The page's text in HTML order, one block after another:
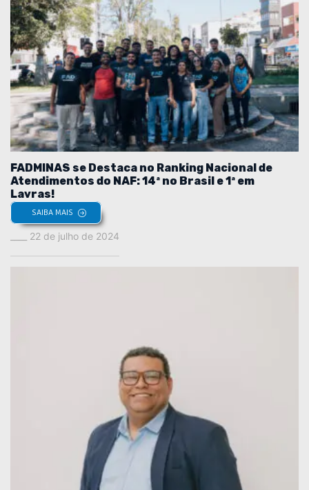
FADMINAS se Destaca no Ranking Nacional de
Atendimentos do NAF: 14ª no Brasil e 1ª em
Lavras!
SAIBA MAIS
22 de julho de 2024